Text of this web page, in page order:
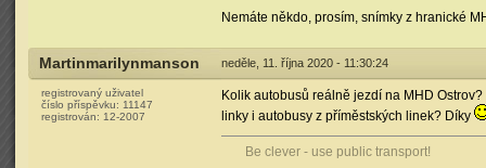
Nemáte někdo, prosím, snímky z hranické
Martinmarilynmanson neděle, 11. října 2020 - 11:30:24
registrovaný uživatel
číslo příspěvku: 11147
registrován: 12-2007
Kolik autobusů reálně jezdí na MHD
linky i autobusy z příměstských linek? Díky
Be clever - use public transport!